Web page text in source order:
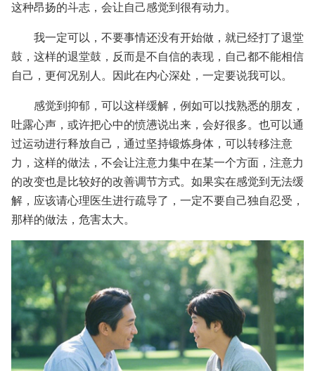
这种昂扬的斗志，会让自己感觉到很有动力。
我一定可以，不要事情还没有开始做，就已经打了退堂
鼓，这样的退堂鼓，反而是不自信的表现，自己都不能相信
自己，更何况别人。因此在内心深处，一定要说我可以。
感觉到抑郁，可以这样缓解，例如可以找熟悉的朋友，
吐露心声，或许把心中的愤懑说出来，会好很多。也可以通
过运动进行释放自己，通过坚持锻炼身体，可以转移注意
力，这样的做法，不会让注意力集中在某一个方面，注意力
的改变也是比较好的改善调节方式。如果实在感觉到无法缓
解，应该请心理医生进行疏导了，一定不要自己独自忍受，
那样的做法，危害太大。